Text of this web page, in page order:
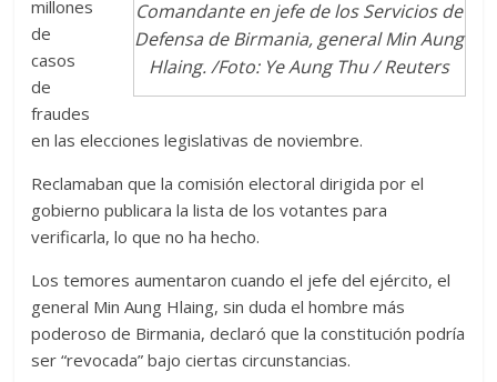
Comandante en jefe de los Servicios de
Defensa de Birmania, general Min Aung
Hlaing. /Foto: Ye Aung Thu / Reuters
millones
de
casos
de
fraudes
en las elecciones legislativas de noviembre.
Reclamaban que la comisión electoral dirigida por el
gobierno publicara la lista de los votantes para
verificarla, lo que no ha hecho.
Los temores aumentaron cuando el jefe del ejército, el
general Min Aung Hlaing, sin duda el hombre más
poderoso de Birmania, declaró que la constitución podría
ser “revocada” bajo ciertas circunstancias.